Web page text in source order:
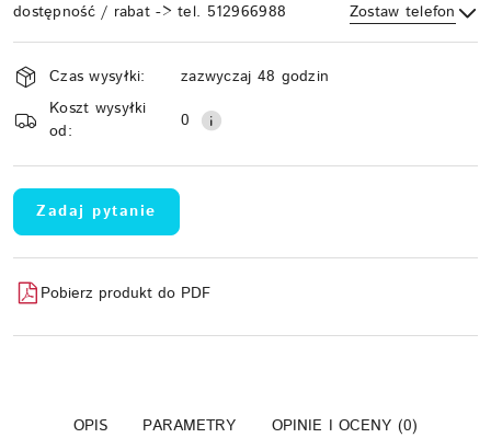
dostępność / rabat -> tel. 512966988 Zostaw telefon
Wyślij
Dostępność
i
dostawa
Czas wysyłki:
zazwyczaj 48 godzin
Koszt wysyłki
od:
0
Zadaj pytanie
Pobierz produkt do PDF
OPIS PARAMETRY OPINIE I OCENY (0)